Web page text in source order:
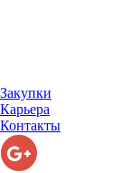
Закупки
Карьера
Контакты